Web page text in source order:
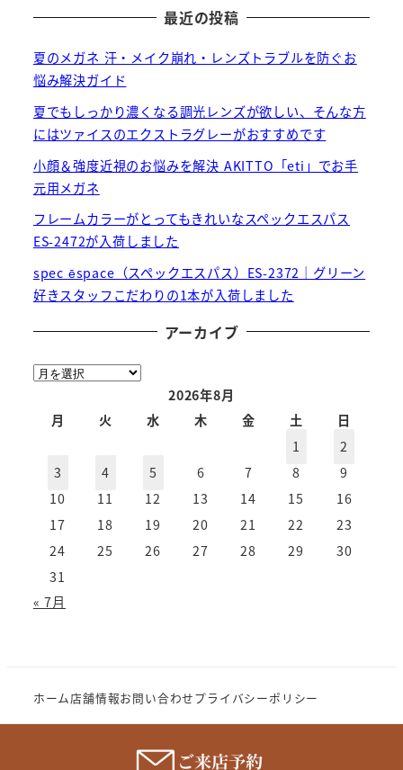
最近の投稿
夏のメガネ 汗・メイク崩れ・レンズトラブルを防ぐお
悩み解決ガイド
夏でもしっかり濃くなる調光レンズが欲しい、そんな方
にはツァイスのエクストラグレーがおすすめです
小顔＆強度近視のお悩みを解決 AKITTO「eti」でお手
元用メガネ
フレームカラーがとってもきれいなスペックエスパス
ES-2472が入荷しました
spec ēspace（スペックエスパス）ES-2372｜グリーン
好きスタッフこだわりの1本が入荷しました
アーカイブ
ア
2026年8月
月
火 水 木 金 土
日
1
2
3
4 5 6 7 8
9
10
11 12 13 14 15
16
17
18 19 20 21 22
23
24
25 26 27 28 29
30
31
« 7月
ホーム店舗情報お問い合わせプライバシーポリシー
Copyright (c) 2023 MeganenoImahori.All rights